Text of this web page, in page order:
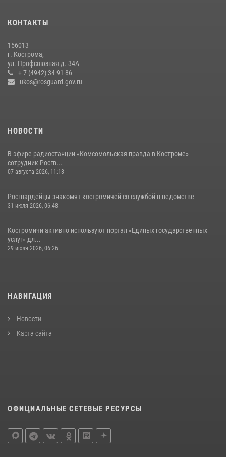
охраны Росгвардии за последнюю неделю в Костроме
Костромичи активно используют портал «Единых государственных
услуг» для получения услуг по линии Росгвардии
29 июля 2026, 06:26 1
КОНТАКТЫ
156013
г. Кострома,
ул. Профсоюзная д. 34А
+ 7 (4942) 34-91-86
ukos@rosguard.gov.ru
НОВОСТИ
В эфире радиостанции «Комсомольская правда в Костроме»
сотрудник Росгв...
07 августа 2026, 11:13
Росгвардейцы знакомят костромичей со службой в ведомстве
31 июля 2026, 06:48
Костромичи активно используют портал «Единых государственных
услуг» дл...
29 июля 2026, 06:26
НАВИГАЦИЯ
Новости
Карта сайта
ОФИЦИАЛЬНЫЕ СЕТЕВЫЕ РЕСУРСЫ